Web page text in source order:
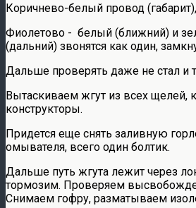
Коричнево-белый провод
Фиолетово - белый (ближний) и
(дальний) звонятся как один,
Дальше проверять даже не стал и
Вытаскиваем жгут из всех щелей,
конструкторы.
Придется еще снять заливную
омывателя, всего один болтик.
Дальше путь жгута лежит через
тормозим. Проверяем
Снимаем гофру, разматываем